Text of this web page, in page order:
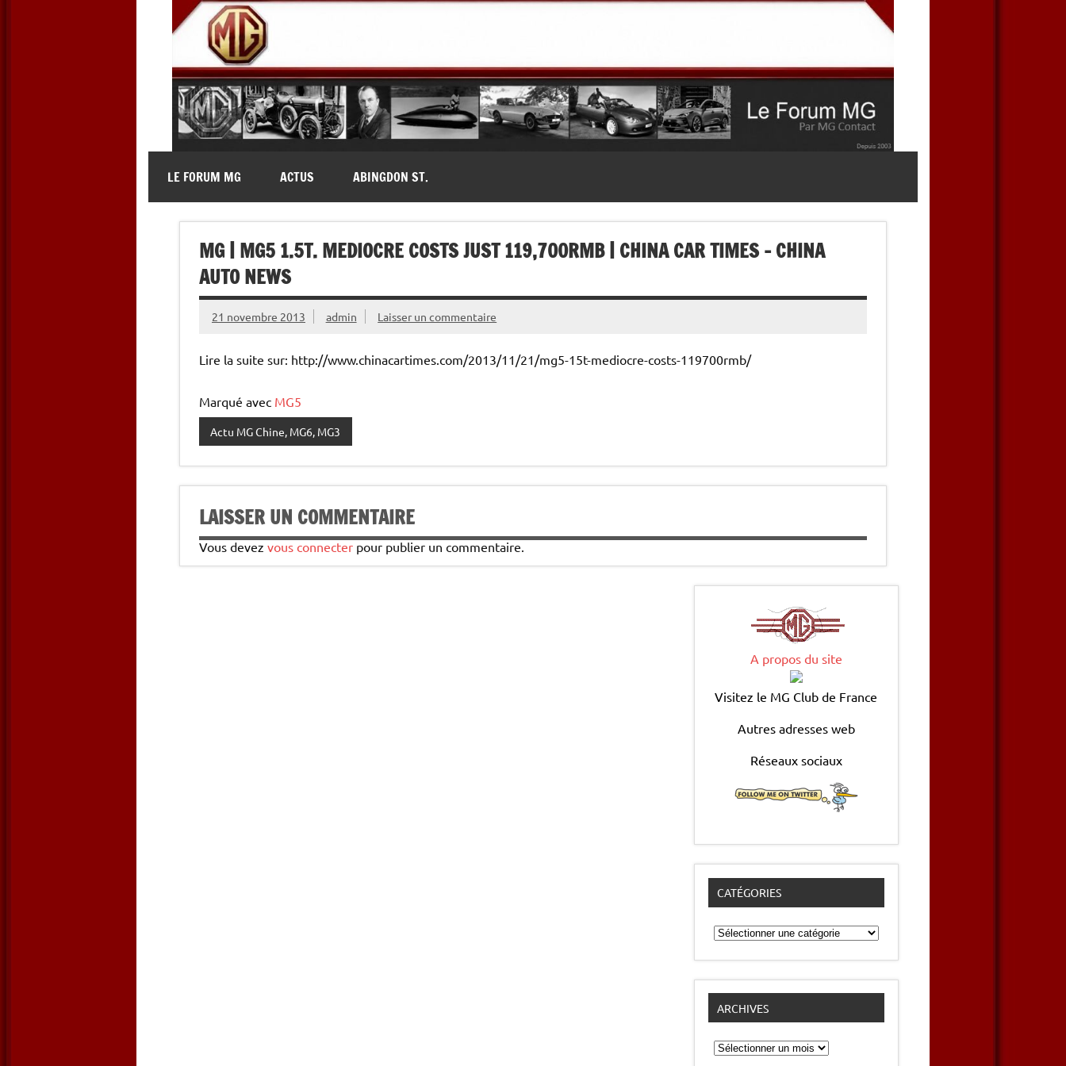
MG Contact
LE FORUM MG ACTUS ABINGDON ST.
MG | MG5 1.5T. MEDIOCRE COSTS JUST 119,700RMB | CHINA CAR TIMES – CHINA
AUTO NEWS
21 novembre 2013 admin Laisser un commentaire
Lire la suite sur: http://www.chinacartimes.com/2013/11/21/mg5-15t-mediocre-costs-119700rmb/
Marqué avec MG5
Actu MG Chine, MG6, MG3
LAISSER UN COMMENTAIRE
Vous devez vous connecter pour publier un commentaire.
A propos du site
Visitez le MG Club de France
Autres adresses web
Réseaux sociaux
CATÉGORIES
Catégories
ARCHIVES
Archives